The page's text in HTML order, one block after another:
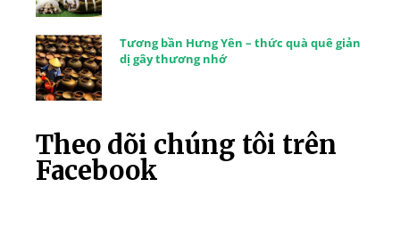
Tương bần Hưng Yên – thức quà quê giản
dị gây thương nhớ
Theo dõi chúng tôi trên
Facebook